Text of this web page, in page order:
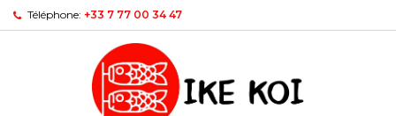
Téléphone: +33 7 77 00 34 47